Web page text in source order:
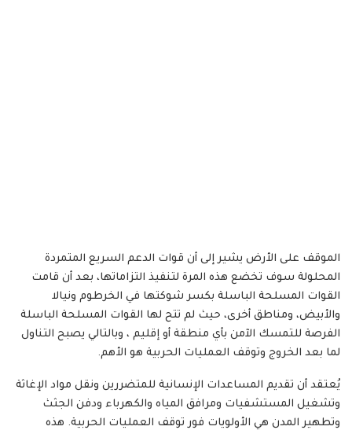
الموقف على الأرض يشير إلى أن قوات الدعم السريع المتمردة
المحلولة سوف تخضع هذه المرة لتنفيذ التزاماتها، بعد أن قامت
القوات المسلحة الباسلة بكسر شوكتها في الخرطوم ونيالا
والأبيض، ومناطق أخرى، حيث لم تتح لها القوات المسلحة الباسلة
الفرصة للتمسك الآمن بأي منطقة أو إقليم ، وبالتالي يصبح التناول
لما بعد الخروج وتوقف العمليات الحربية هو الأهم.
يُعتقد أن تقديم المساعدات الإنسانية للمتضررين ونقل مواد الإغاثة
وتشغيل المستشفيات ومرافق المياه والكهرباء ودفن الجثث
وتطهير المدن هي الأولويات فور توقف العمليات الحربية. هذه